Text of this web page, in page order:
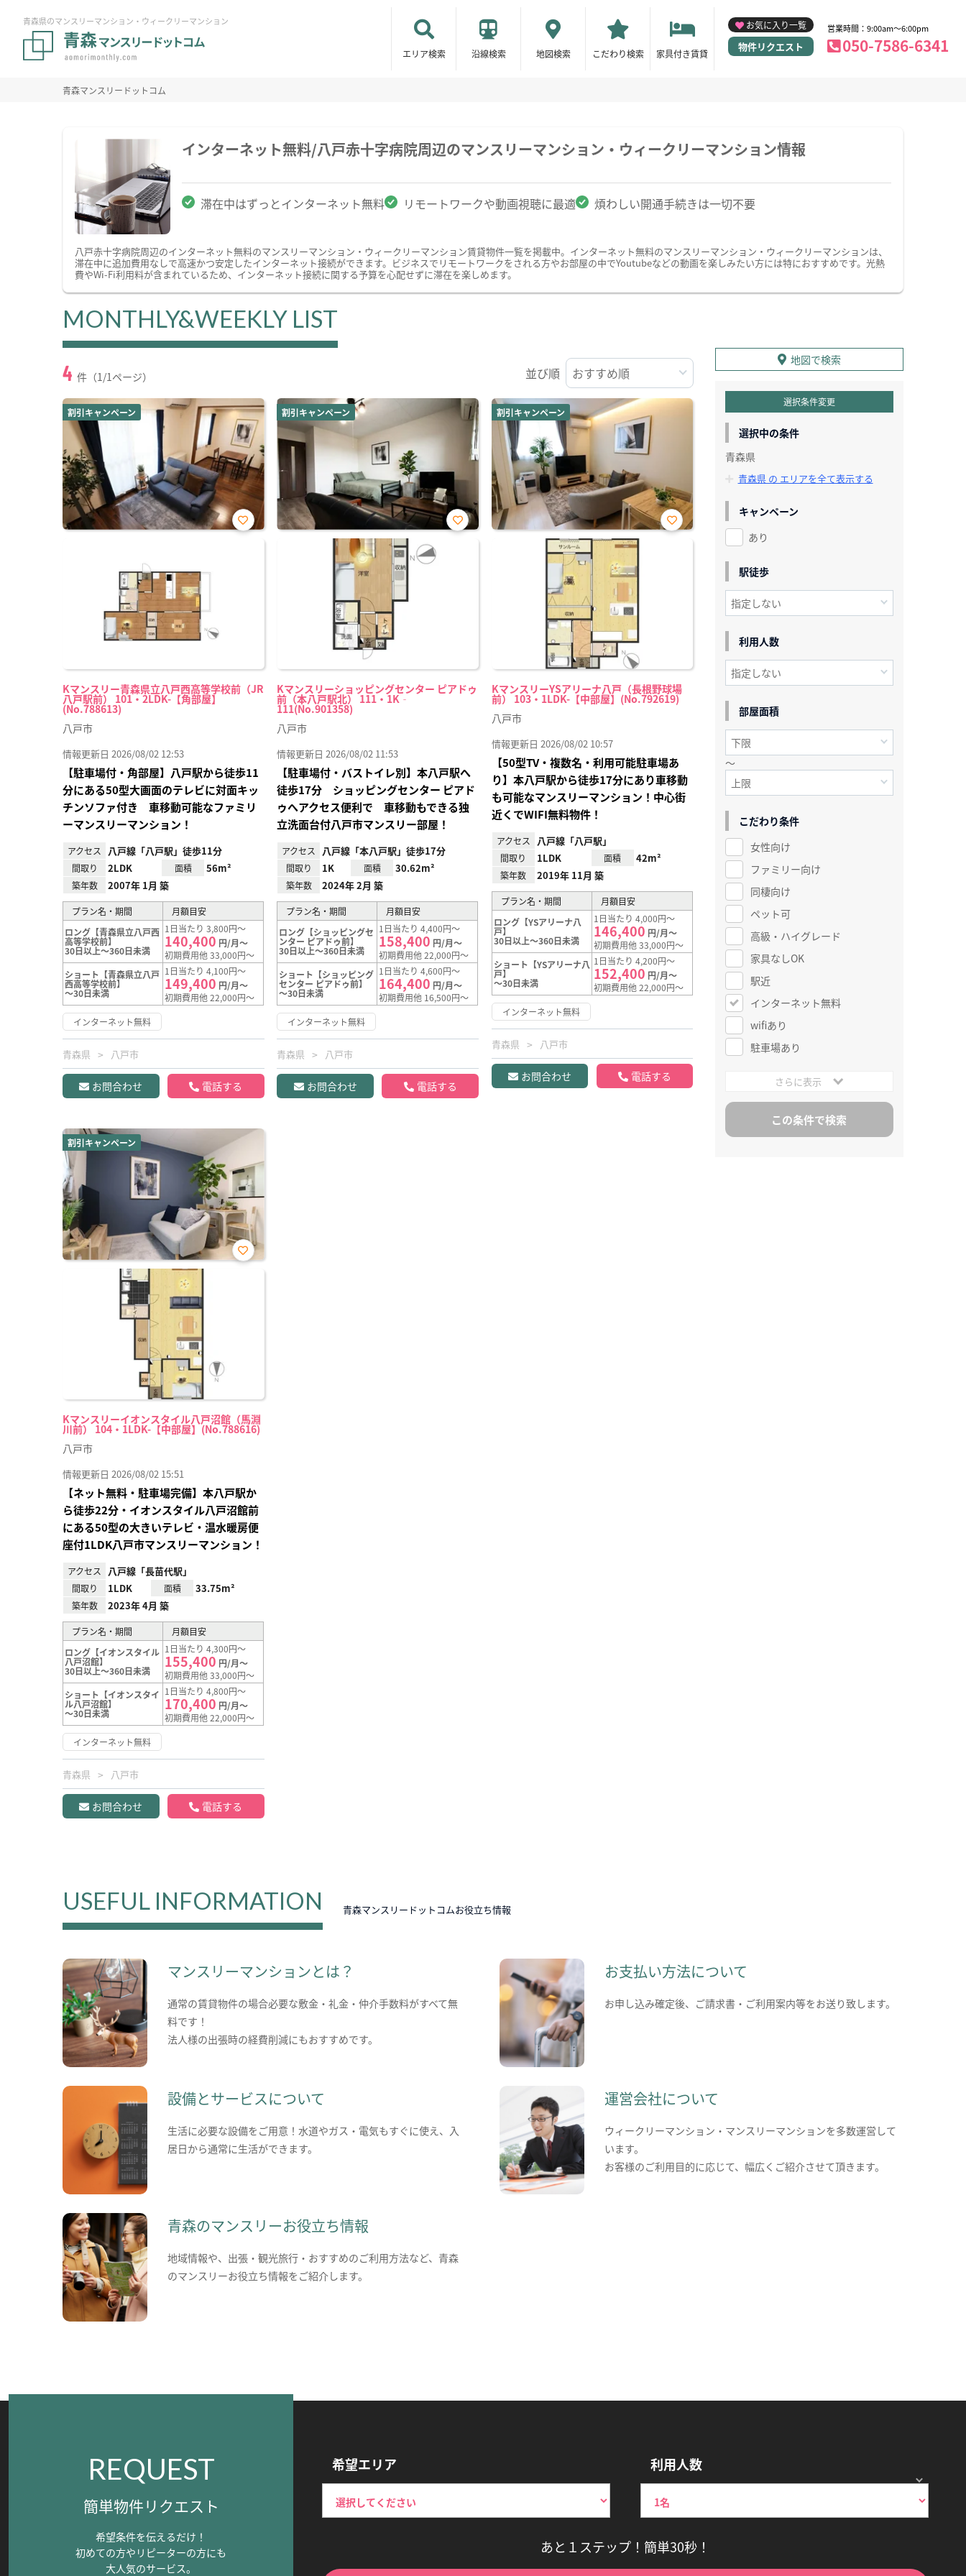
青森県のマンスリーマンション・ウィークリーマンション
エリア検索 沿線検索 地図検索 こだわり検索 家具付き賃貸
お気に入り一覧
物件リクエスト
営業時間：9:00am～6:00pm
050-7586-6341
青森マンスリードットコム
インターネット無料/八戸赤十字病院周辺のマンスリーマンション・ウィークリーマンション情報
滞在中はずっとインターネット無料 リモートワークや動画視聴に最適 煩わしい開通手続きは一切不要
八戸赤十字病院周辺のインターネット無料のマンスリーマンション・ウィークリーマンション賃貸物件一覧を掲載中。インターネット無料のマンスリーマンション・ウィークリーマンションは、
滞在中に追加費用なしで高速かつ安定したインターネット接続ができます。ビジネスでリモートワークをされる方やお部屋の中でYoutubeなどの動画を楽しみたい方には特におすすめです。光熱
費やWi-Fi利用料が含まれているため、インターネット接続に関する予算を心配せずに滞在を楽しめます。
MONTHLY&WEEKLY LIST
4 件（1/1ページ） 並び順
割引キャンペーン
Kマンスリー青森県立八戸西高等学校前（JR
八戸駅前） 101・2LDK-【角部屋】
(No.788613)
お気
八戸市
情報更新日 2026/08/02 12:53
【駐車場付・角部屋】八戸駅から徒歩11
分にある50型大画面のテレビに対面キッ
チンソファ付き 車移動可能なファミリ
ーマンスリーマンション！
アクセス 八戸線「八戸駅」徒歩11分
間取り 2LDK 面積 56m²
築年数 2007年 1月 築
プラン名・期間
月額目安
ロング【青森県立八戸西
高等学校前】
30日以上～360日未満
1日当たり 3,800円～
140,400 円/月～
初期費用他 33,000円～
ショート【青森県立八戸
西高等学校前】
～30日未満
1日当たり 4,100円～
149,400 円/月～
初期費用他 22,000円～
インターネット無料
青森県 八戸市
お問合わせ 電話する
割引キャンペーン
Kマンスリーショッピングセンター ピアドゥ
前（本八戸駅北） 111・1K‐
111(No.901358)
お気
八戸市
情報更新日 2026/08/02 11:53
【駐車場付・バストイレ別】本八戸駅へ
徒歩17分 ショッピングセンター ピアド
ゥへアクセス便利で 車移動もできる独
立洗面台付八戸市マンスリー部屋！
アクセス 八戸線「本八戸駅」徒歩17分
間取り 1K 面積 30.62m²
築年数 2024年 2月 築
プラン名・期間
月額目安
ロング【ショッピングセ
ンター ピアドゥ前】
30日以上～360日未満
1日当たり 4,400円～
158,400 円/月～
初期費用他 22,000円～
ショート【ショッピング
センター ピアドゥ前】
～30日未満
1日当たり 4,600円～
164,400 円/月～
初期費用他 16,500円～
インターネット無料
青森県 八戸市
お問合わせ 電話する
割引キャンペーン
KマンスリーYSアリーナ八戸（長根野球場
前） 103・1LDK-【中部屋】(No.792619)
お気
八戸市
情報更新日 2026/08/02 10:57
【50型TV・複数名・利用可能駐車場あ
り】本八戸駅から徒歩17分にあり車移動
も可能なマンスリーマンション！中心街
近くでWIFI無料物件！
アクセス 八戸線「八戸駅」
間取り 1LDK 面積 42m²
築年数 2019年 11月 築
プラン名・期間
月額目安
ロング【YSアリーナ八
戸】
30日以上～360日未満
1日当たり 4,000円～
146,400 円/月～
初期費用他 33,000円～
ショート【YSアリーナ八
戸】
～30日未満
1日当たり 4,200円～
152,400 円/月～
初期費用他 22,000円～
インターネット無料
青森県 八戸市
お問合わせ 電話する
割引キャンペーン
Kマンスリーイオンスタイル八戸沼館（馬淵
川前） 104・1LDK-【中部屋】(No.788616)
お気
八戸市
情報更新日 2026/08/02 15:51
【ネット無料・駐車場完備】本八戸駅か
ら徒歩22分・イオンスタイル八戸沼館前
にある50型の大きいテレビ・温水暖房便
座付1LDK八戸市マンスリーマンション！
アクセス 八戸線「長苗代駅」
間取り 1LDK 面積 33.75m²
築年数 2023年 4月 築
プラン名・期間
月額目安
ロング【イオンスタイル
八戸沼館】
30日以上～360日未満
1日当たり 4,300円～
155,400 円/月～
初期費用他 33,000円～
ショート【イオンスタイ
ル八戸沼館】
～30日未満
1日当たり 4,800円～
170,400 円/月～
初期費用他 22,000円～
インターネット無料
青森県 八戸市
お問合わせ 電話する
地図で検索
選択条件変更
選択中の条件
青森県
青森県 の エリアを全て表示する
キャンペーン
あり
駅徒歩
利用人数
部屋面積
～
こだわり条件
女性向け
ファミリー向け
同棲向け
ペット可
高級・ハイグレード
家具なしOK
駅近
インターネット無料
wifiあり
駐車場あり
さらに表示
USEFUL INFORMATION 青森マンスリードットコムお役立ち情報
マンスリーマンションとは？
通常の賃貸物件の場合必要な敷金・礼金・仲介手数料がすべて無
料です！
法人様の出張時の経費削減にもおすすめです。
お支払い方法について
お申し込み確定後、ご請求書・ご利用案内等をお送り致します。
設備とサービスについて
生活に必要な設備をご用意！水道やガス・電気もすぐに使え、入
居日から通常に生活ができます。
運営会社について
ウィークリーマンション・マンスリーマンションを多数運営して
います。
お客様のご利用目的に応じて、幅広くご紹介させて頂きます。
青森のマンスリーお役立ち情報
地域情報や、出張・観光旅行・おすすめのご利用方法など、青森
のマンスリーお役立ち情報をご紹介します。
REQUEST
簡単物件リクエスト
希望条件を伝えるだけ！
初めての方やリピーターの方にも
大人気のサービス。
希望エリア 利用人数
あと１ステップ！簡単30秒！